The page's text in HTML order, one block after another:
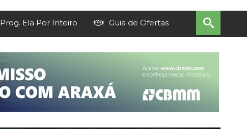
Prog. Ela Por Inteiro Guia de Ofertas